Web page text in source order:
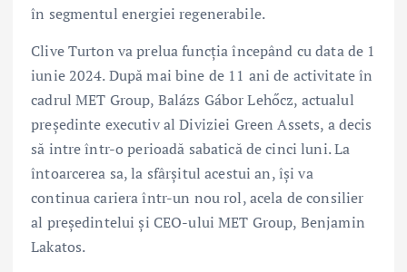
în segmentul energiei regenerabile.
Clive Turton va prelua funcția începând cu data de 1
iunie 2024. După mai bine de 11 ani de activitate în
cadrul MET Group, Balázs Gábor Lehőcz, actualul
președinte executiv al Diviziei Green Assets, a decis
să intre într-o perioadă sabatică de cinci luni. La
întoarcerea sa, la sfârșitul acestui an, își va
continua cariera într-un nou rol, acela de consilier
al președintelui și CEO-ului MET Group, Benjamin
Lakatos.